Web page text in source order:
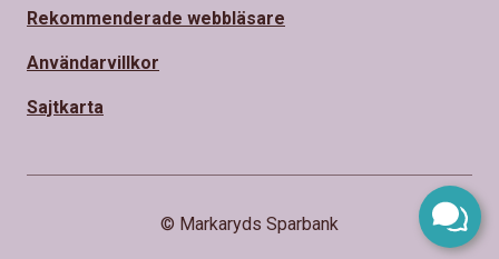
Rekommenderade webbläsare
Användarvillkor
Sajtkarta
© Markaryds Sparbank